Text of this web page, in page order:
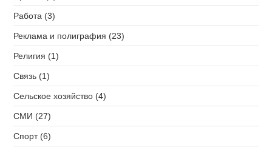
Работа (3)
Реклама и полиграфия (23)
Религия (1)
Связь (1)
Сельское хозяйство (4)
СМИ (27)
Спорт (6)